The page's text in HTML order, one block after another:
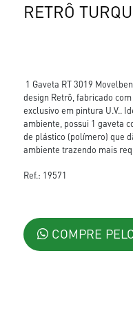
RETRÔ
1 Gaveta RT 3019
design Retrô, fabricado
exclusivo em pintura U.V..
ambiente, possui 1 gaveta
de plástico (polímero) que
ambiente trazendo mais
Ref.: 19571
COMPRE